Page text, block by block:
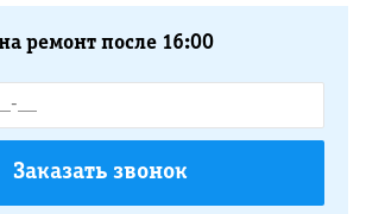
ремонт после 16:00